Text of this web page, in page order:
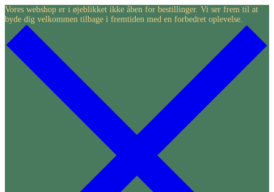
Skip
to
content
Vores webshop er i øjeblikket ikke åben for bestillinger. Vi ser frem til at
byde dig velkommen tilbage i fremtiden med en forbedret oplevelse.